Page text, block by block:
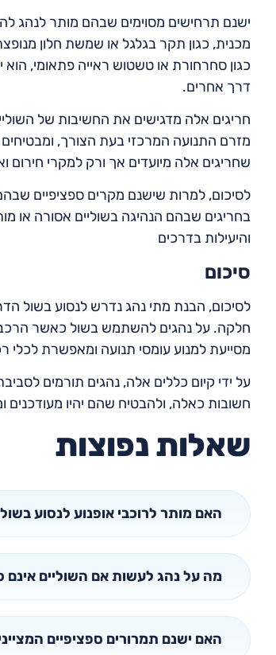
ישנם תרחישים מסוימים שבהם מותר לנהג
מכנית, כגון תקר בגלגל או שמשת חלון
כגון סחרחורת או טשטוש ראייה פתאומי,
דרך אחרים.
חריגים אלה מדגישים את החשיבות של
מזרם התנועה המרכזי בעת הצורך, ומבטיחים
שחריגים אלה מיועדים אך ורק למקרי חירום
לסיכום, למרות שישנם מקרים ספציפיים
בחריגים שבהם הנהיגה בשוליים אסורה או
והיעילות בדרכים
סיכום
לסיכום, הבנת מתי נהג נדרש לנסוע בשול
חלקה. על נהגים להשתמש בשול כאשר הרכב
מסייעת למנוע עומסי תנועה ומאפשרת
על ידי קיום כללים אלה, נהגים תורמים
חשובות כאלה, ולהבטיח שהם יהיו מעודכנים
שאלות נפוצות
האם מותר לרוכבי אופנוע לנסוע
מה על נהג לעשות אם השוליים אינם
האם ישנם תמרורים ספציפיים